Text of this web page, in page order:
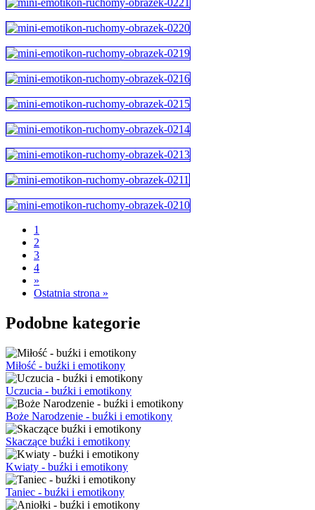
1
2
3
4
»
Ostatnia strona »
Podobne kategorie
Miłość - buźki i emotikony
Uczucia - buźki i emotikony
Boże Narodzenie - buźki i emotikony
Skaczące buźki i emotikony
Kwiaty - buźki i emotikony
Taniec - buźki i emotikony